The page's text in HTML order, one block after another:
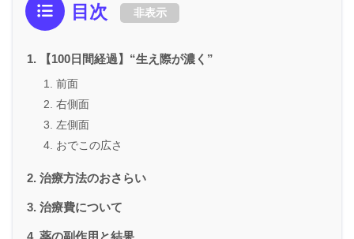
目次 非表示
【100日間経過】“生え際が濃く”
前面
右側面
左側面
おでこの広さ
治療方法のおさらい
治療費について
薬の副作用と結果